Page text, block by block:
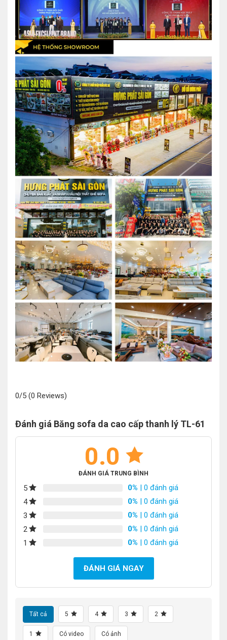
0/5 (0 Reviews)
Đánh giá Băng sofa da cao cấp thanh lý TL-61
0.0
ĐÁNH GIÁ TRUNG BÌNH
5 0% | 0 đánh giá
4
0% | 0 đánh giá
3
0% | 0 đánh giá
2
0% | 0 đánh giá
1
0% | 0 đánh giá
ĐÁNH GIÁ NGAY
Tất cả 5 4 3 2
1 Có video Có ảnh